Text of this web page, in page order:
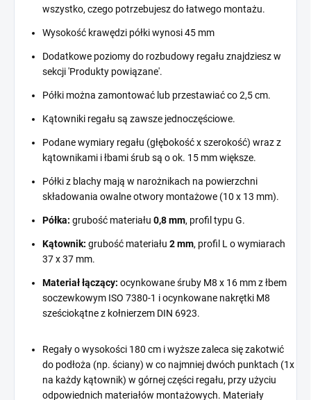
wszystko, czego potrzebujesz do łatwego montażu.
Wysokość krawędzi półki wynosi 45 mm
Dodatkowe poziomy do rozbudowy regału znajdziesz w
sekcji 'Produkty powiązane'.
Półki można zamontować lub przestawiać co 2,5 cm.
Kątowniki regału są zawsze jednoczęściowe.
Podane wymiary regału (głębokość x szerokość) wraz z
kątownikami i łbami śrub są o ok. 15 mm większe.
Półki z blachy mają w narożnikach na powierzchni
składowania owalne otwory montażowe (10 x 13 mm).
Półka: grubość materiału 0,8 mm, profil typu G.
Kątownik: grubość materiału 2 mm, profil L o wymiarach
37 x 37 mm.
Materiał łączący: ocynkowane śruby M8 x 16 mm z łbem
soczewkowym ISO 7380-1 i ocynkowane nakrętki M8
sześciokątne z kołnierzem DIN 6923.
Regały o wysokości 180 cm i wyższe zaleca się zakotwić
do podłoża (np. ściany) w co najmniej dwóch punktach (1x
na każdy kątownik) w górnej części regału, przy użyciu
odpowiednich materiałów montażowych. Materiały